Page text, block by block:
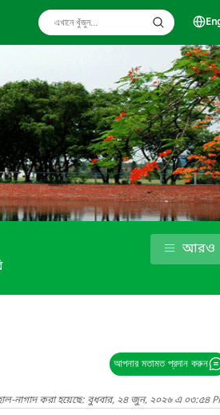
আরও
আপনার মতামত প্রদান করুন
নাগাদ করা হয়েছে: বুধবার, ২৪ জুন, ২০২৬ এ ০৩:৫৪